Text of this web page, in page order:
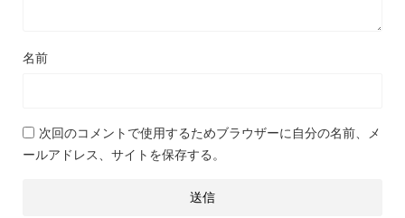
名前
次回のコメントで使用するためブラウザーに自分の名前、メ
ールアドレス、サイトを保存する。